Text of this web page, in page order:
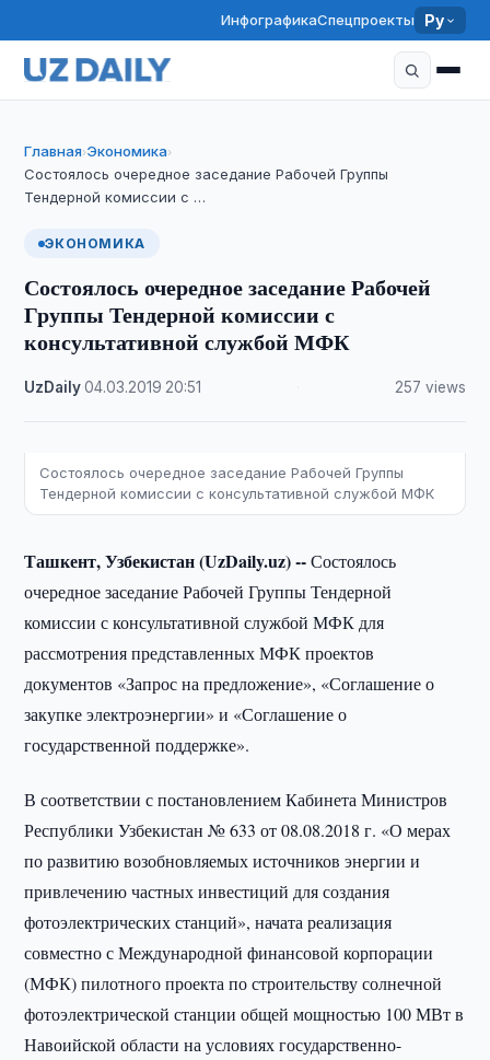
ИнфографикаСпецпроекты Ру
Главная›Экономика›
Состоялось очередное заседание Рабочей Группы
Тендерной комиссии с …
ЭКОНОМИКА
Состоялось очередное заседание Рабочей
Группы Тендерной комиссии с
консультативной службой МФК
UzDaily·04.03.2019 20:51 257 views
Состоялось очередное заседание Рабочей Группы
Тендерной комиссии с консультативной службой МФК
Ташкент, Узбекистан (UzDaily.uz) --Состоялось
очередное заседание Рабочей Группы Тендерной
комиссии с консультативной службой МФК для
рассмотрения представленных МФК проектов
документов «Запрос на предложение», «Соглашение о
закупке электроэнергии» и «Соглашение о
государственной поддержке».
В соответствии с постановлением Кабинета Министров
Республики Узбекистан № 633 от 08.08.2018 г. «О мерах
по развитию возобновляемых источников энергии и
привлечению частных инвестиций для создания
фотоэлектрических станций», начата реализация
совместно с Международной финансовой корпорации
(МФК) пилотного проекта по строительству солнечной
фотоэлектрической станции общей мощностью 100 МВт в
Навоийской области на условиях государственно-